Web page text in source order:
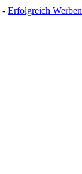
- Erfolgreich Werben